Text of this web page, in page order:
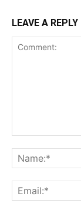
LEAVE A REPLY